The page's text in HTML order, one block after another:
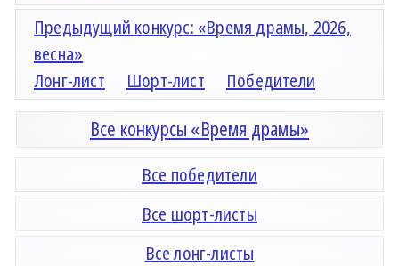
Предыдущий конкурс: «Время драмы, 2026,
весна»
Лонг-лист
Шорт-лист Победители
Все конкурсы «Время драмы»
Все победители
Все шорт-листы
Все лонг-листы